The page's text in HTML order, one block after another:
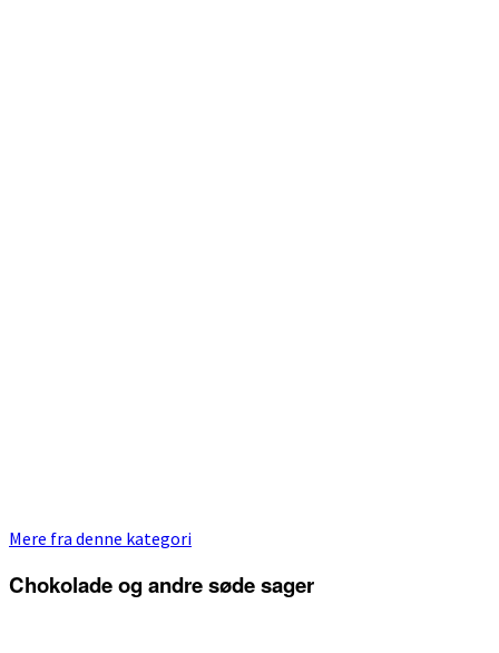
Mere fra denne kategori
Chokolade og andre søde sager